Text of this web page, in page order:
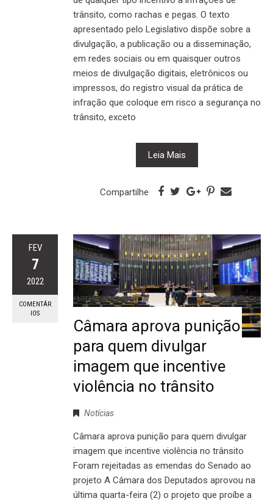
trânsito, como rachas e pegas. O texto
apresentado pelo Legislativo dispõe sobre a
divulgação, a publicação ou a disseminação,
em redes sociais ou em quaisquer outros
meios de divulgação digitais, eletrônicos ou
impressos, do registro visual da prática de
infração que coloque em risco a segurança no
trânsito, exceto
Leia Mais
Compartilhe
FEV
7
2022
COMENTÁR
IOS
Câmara aprova punição
para quem divulgar
imagem que incentive
violência no trânsito
Notícias
Câmara aprova punição para quem divulgar
imagem que incentive violência no trânsito
Foram rejeitadas as emendas do Senado ao
projeto A Câmara dos Deputados aprovou na
última quarta-feira (2) o projeto que proíbe a